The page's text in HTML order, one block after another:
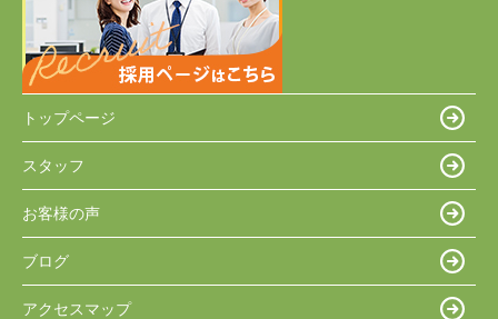
トップページ
スタッフ
お客様の声
ブログ
アクセスマップ